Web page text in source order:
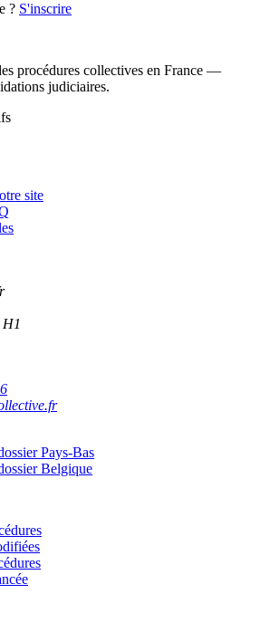
? S'inscrire
procédures collectives en France —
judiciaires.
site
Pays-Bas
Belgique